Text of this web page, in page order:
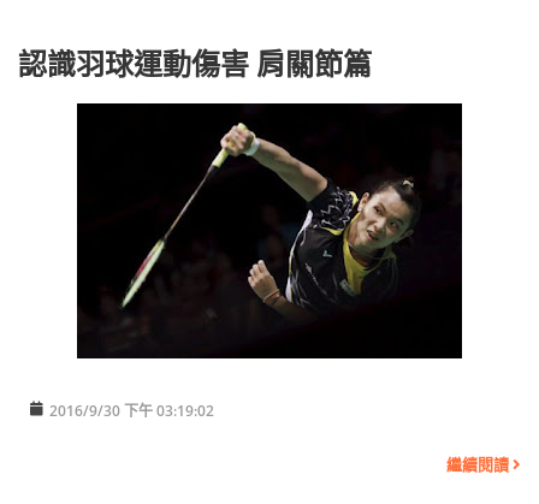
認識羽球運動傷害 肩關節篇
2016/9/30 下午 03:19:02
繼續閱讀